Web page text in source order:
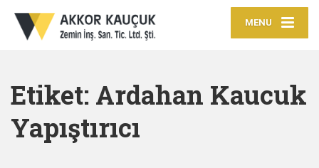
MENU
Etiket: Ardahan Kaucuk
Yapıştırıcı